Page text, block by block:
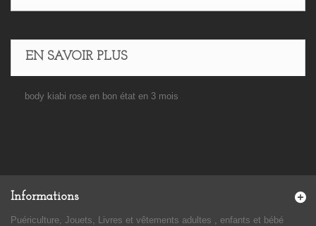
EN SAVOIR PLUS
body kiabi rose en bon état en 3 mois
Informations
Puériculture, Jouets, Livres et vêtements adultes , enfants et bébé